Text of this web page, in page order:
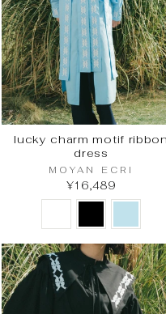
lucky charm motif ribbon
dress
MOYAN ECRI
¥16,489